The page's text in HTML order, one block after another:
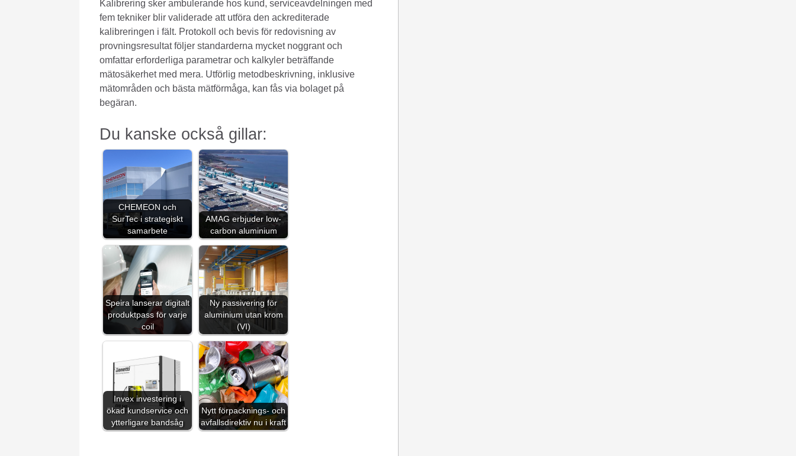
Kalibrering sker ambulerande hos kund, serviceavdelningen med
fem tekniker blir validerade att utföra den ackrediterade
kalibreringen i fält. Protokoll och bevis för redovisning av
provningsresultat följer standarderna mycket noggrant och
omfattar erforderliga parametrar och kalkyler beträffande
mätosäkerhet med mera. Utförlig metodbeskrivning, inklusive
mätområden och bästa mätförmåga, kan fås via bolaget på
begäran.
Du kanske också gillar:
CHEMEON och
SurTec i strategiskt
samarbete
AMAG erbjuder low-
carbon aluminium
Speira lanserar digitalt
produktpass för varje
coil
Ny passivering för
aluminium utan krom
(VI)
Invex investering i
ökad kundservice och
ytterligare bandsåg
Nytt förpacknings- och
avfallsdirektiv nu i kraft